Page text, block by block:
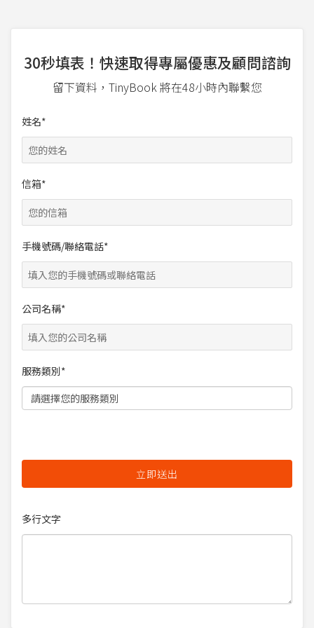
30秒填表！快速取得專屬優惠及顧問諮詢
留下資料，TinyBook 將在48小時內聯繫您
姓名*
信箱*
手機號碼/聯絡電話*
公司名稱*
服務類別*
多行文字